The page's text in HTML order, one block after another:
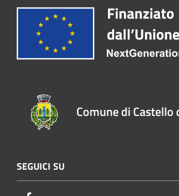
Comune di Castello
SEGUICI SU